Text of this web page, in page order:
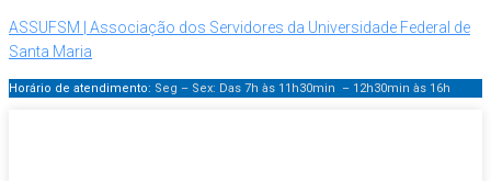
ASSUFSM | Associação dos Servidores da Universidade Federal de
Santa Maria
Horário de atendimento: Seg – Sex: Das 7h às 11h30min – 12h30min às 16h